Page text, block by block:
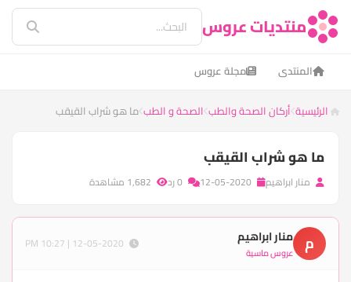
منتديات عروس
المنتدى مجلة عروس
الرئيسية أركان الصحة والطب الصحة و الطب ما هو شراب القيقب
ما هو شراب القيقب
منار ابراهيم
م منار ابراهيم
عروس ماسية